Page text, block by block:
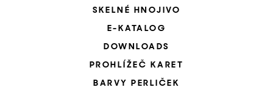
SKELNÉ HNOJIVO
E-KATALOG
DOWNLOADS
PROHLÍŽEČ KARET
BARVY PERLIČEK